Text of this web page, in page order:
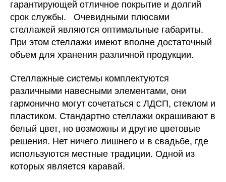
гарантирующей отличное покрытие и долгий
срок службы. Очевидными плюсами
стеллажей являются оптимальные габариты.
При этом стеллажи имеют вполне достаточный
объем для хранения различной продукции.
Стеллажные системы комплектуются
различными навесными элементами, они
гармонично могут сочетаться с ЛДСП, стеклом и
пластиком. Стандартно стеллажи окрашивают в
белый цвет, но возможны и другие цветовые
решения. Нет ничего лишнего и в свадьбе, где
используются местные традиции. Одной из
которых является каравай.